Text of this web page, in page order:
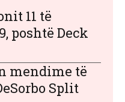
11 të
poshtë Deck
mendime të
Split